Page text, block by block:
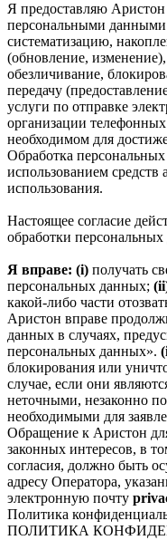
Я предоставляю
персональными данными
систематизацию,
(обновление,
обезличивание,
передачу
услуги по отправке
организации
необходимом для
Обработка
использованием средств
использования.
Настоящее согласие
обработки
Я вправе: (i) получать
персональных данных;
какой-либо части
Аристон вправе
данных в случаях,
персональных данных».
блокирования или
случае, если они
неточными, незаконно
необходимыми для
Обращение к Аристон
законных интересов, в
согласия, должно быть
адресу Оператора,
электронную почту
Политика
ПОЛИТИКА